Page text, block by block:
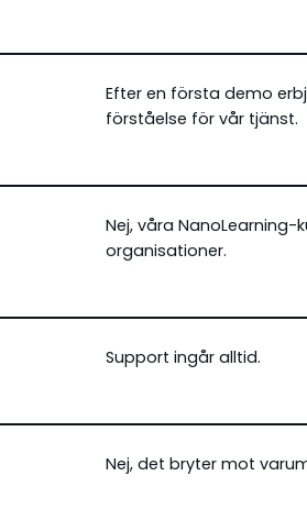
Efter en första demo
förståelse för vår tjänst.
Nej, våra
organisationer.
Support ingår alltid.
Nej, det bryter mot